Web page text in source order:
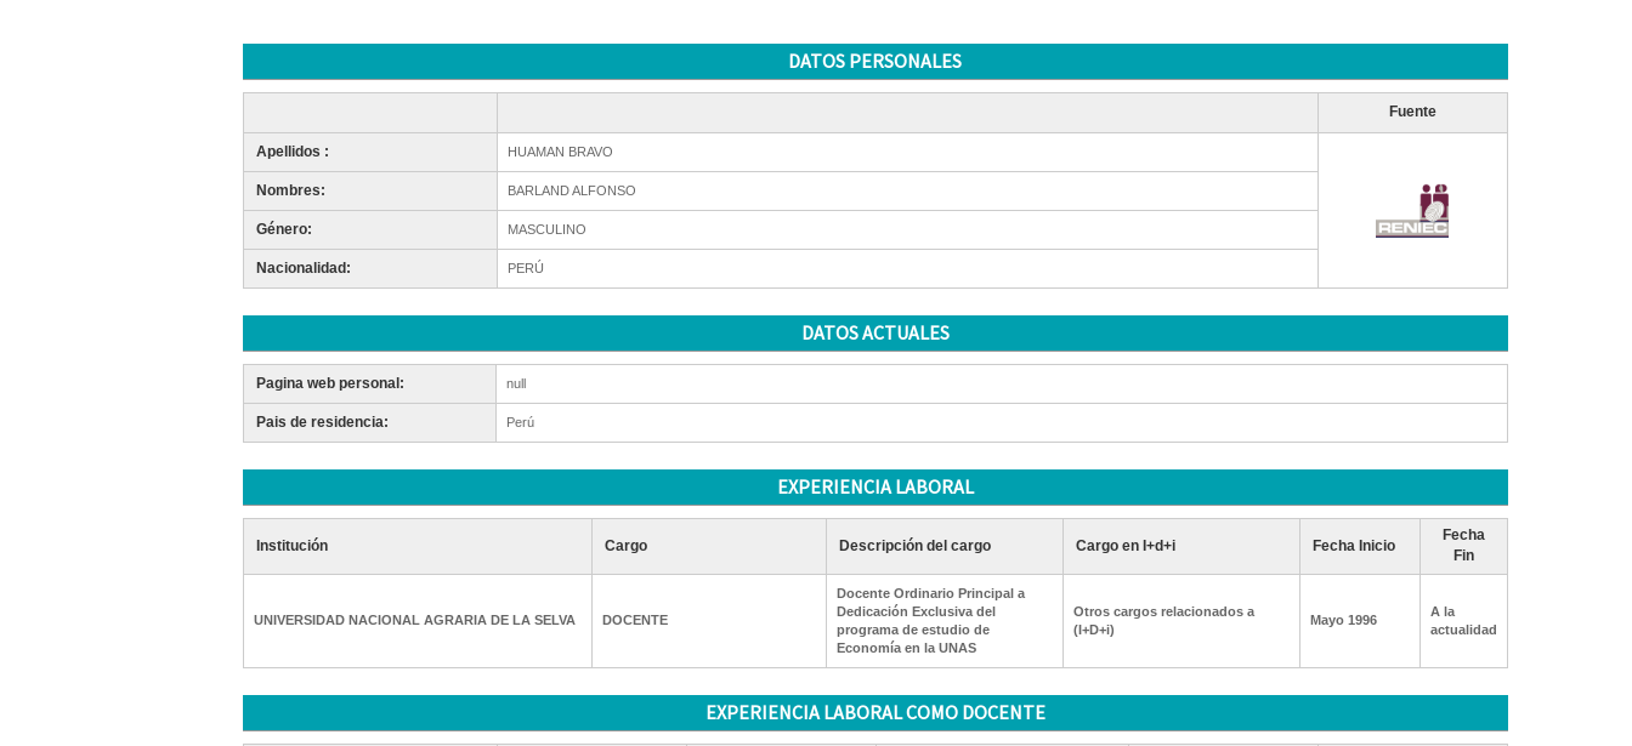
DATOS PERSONALES
Fuente
Apellidos : HUAMAN BRAVO
Nombres: BARLAND ALFONSO
Género: MASCULINO
Nacionalidad: PERÚ
DATOS ACTUALES
Pagina web personal: null
Pais de residencia: Perú
EXPERIENCIA LABORAL
Institución Cargo Descripción del cargo Cargo en I+d+i Fecha Inicio
Fecha
Fin
UNIVERSIDAD NACIONAL AGRARIA DE LA SELVA DOCENTE
Docente Ordinario Principal a
Dedicación Exclusiva del
programa de estudio de
Economía en la UNAS
Otros cargos relacionados a
(I+D+i)
Mayo 1996
A la
actualidad
EXPERIENCIA LABORAL COMO DOCENTE